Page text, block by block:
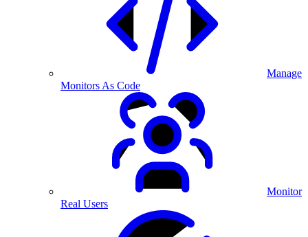
Manage
Monitors As Code
Monitor
Real Users